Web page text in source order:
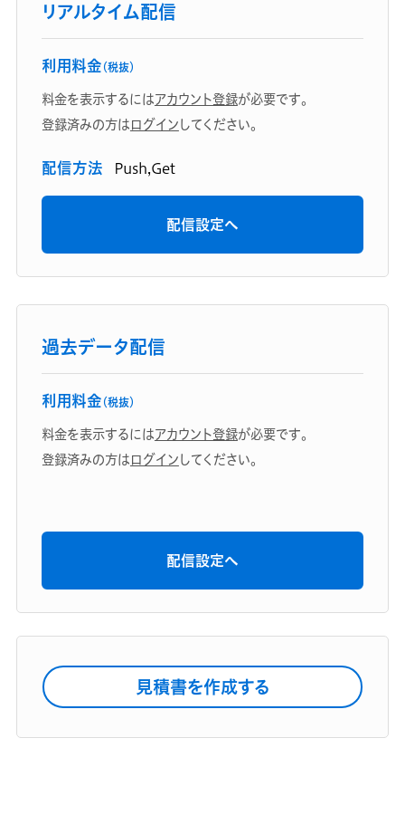
リアルタイム配信
利用料金 （税抜）
料金を表示するにはアカウント登録が必要です。
登録済みの方はログインしてください。
配信方法 Push,Get
配信設定へ
過去データ配信
利用料金 （税抜）
料金を表示するにはアカウント登録が必要です。
登録済みの方はログインしてください。
配信設定へ
見積書を作成する